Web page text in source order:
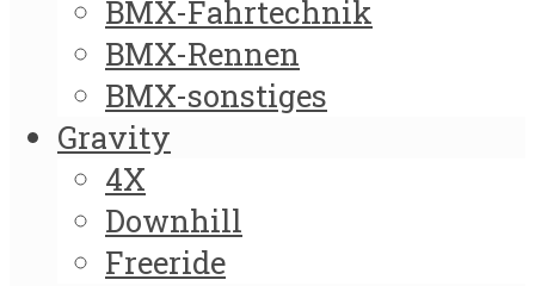
BMX-Fahrtechnik
BMX-Rennen
BMX-sonstiges
Gravity
4X
Downhill
Freeride